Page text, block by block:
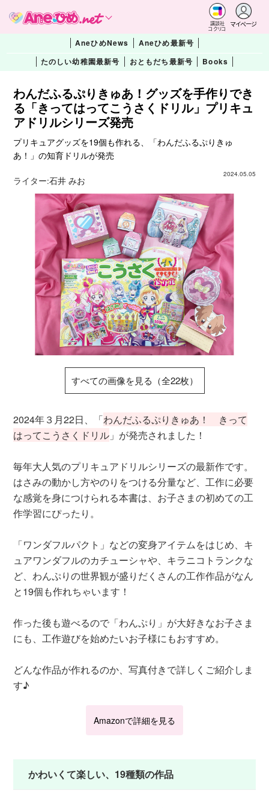
講談社
コクリコ
マイページ
AneひめNews
Aneひめ最新号
たのしい幼稚園最新号
おともだち最新号 Books
わんだふるぷりきゅあ！グッズを手作りでき
る「きってはってこうさくドリル」プリキュ
アドリルシリーズ発売
プリキュアグッズを19個も作れる、「わんだふるぷりきゅ
あ！」の知育ドリルが発売
2024.05.05
ライター:石井 みお
すべての画像を見る（全22枚）
2024年３月22日、「わんだふるぷりきゅあ！ きって
はってこうさくドリル 」が発売されました！
毎年大人気のプリキュアドリルシリーズの最新作です。
はさみの動かし方やのりをつける分量など、工作に必要
な感覚を身につけられる本書は、お子さまの初めての工
作学習にぴったり。
「ワンダフルパクト」などの変身アイテムをはじめ、キ
ュアワンダフルのカチューシャや、キラニコトランクな
ど、わんぷりの世界観が盛りだくさんの工作作品がなん
と19個も作れちゃいます！
作った後も遊べるので「わんぷり」が大好きなお子さま
にも、工作遊びを始めたいお子様にもおすすめ。
どんな作品が作れるのか、写真付きで詳しくご紹介しま
す♪
Amazonで詳細を見る
かわいくて楽しい、19種類の作品